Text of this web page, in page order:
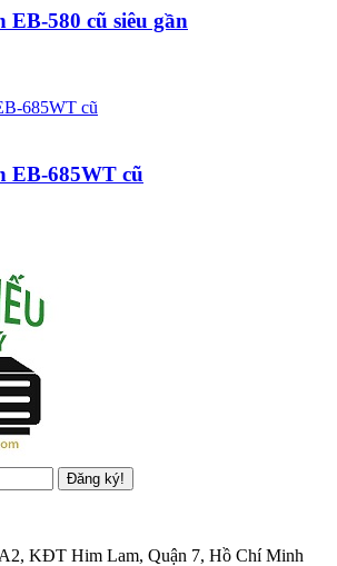
EB-580 cũ siêu gần
EB-685WT cũ
Đăng ký!
KĐT Him Lam, Quận 7, Hồ Chí Minh